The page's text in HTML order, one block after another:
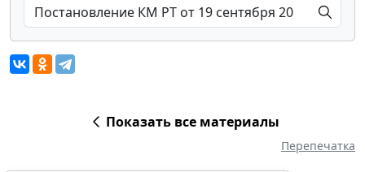
Показать все материалы
Перепечатка